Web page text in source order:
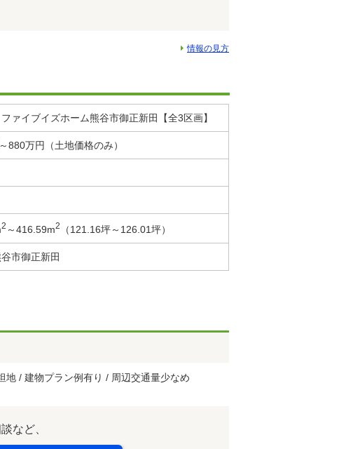
情報の見方
ファイブイズホーム熊谷市御正新田【全3区画】
880万円（土地価格のみ）
2 ～416.59m2 （121.16坪～126.01坪）
市御正新田
/ 建物プラン例有り / 周辺交通量少なめ
など、